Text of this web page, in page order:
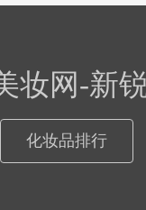
妆网-新
化妆品排行